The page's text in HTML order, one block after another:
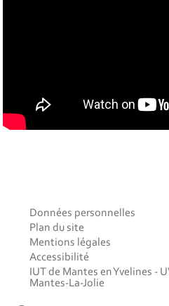
Données personnelles
Plan du site
Mentions légales
Accessibilité
IUT de Mantes en Yvelines -
Mantes-La-Jolie